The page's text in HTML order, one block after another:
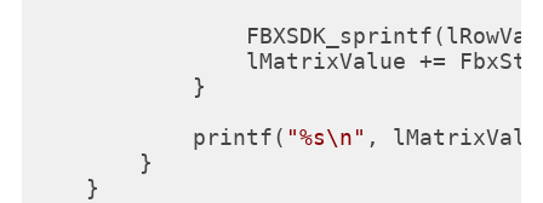
lMatrixValue +=
            }
            printf(
"%s\n" ,
        }
    }